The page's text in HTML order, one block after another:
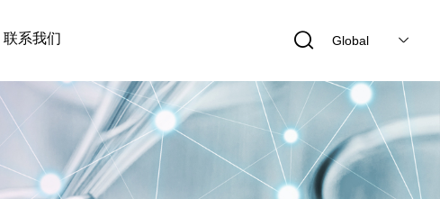
联系我们 Global